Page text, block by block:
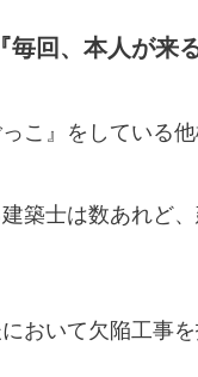
『毎回、本人が来る
こ』をしている
築士は数あれど
おいて欠陥工事